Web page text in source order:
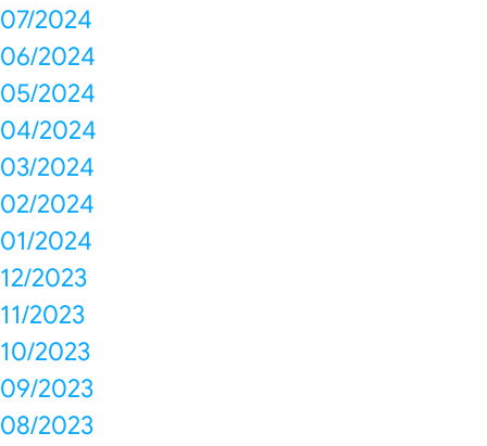
07/2024
06/2024
05/2024
04/2024
03/2024
02/2024
01/2024
12/2023
11/2023
10/2023
09/2023
08/2023